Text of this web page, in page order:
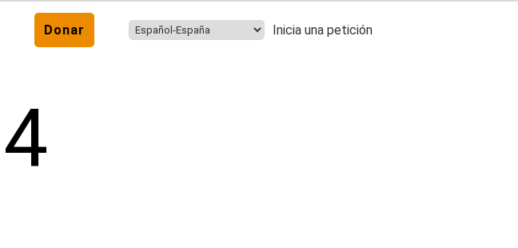
Donar Inicia una petición
4